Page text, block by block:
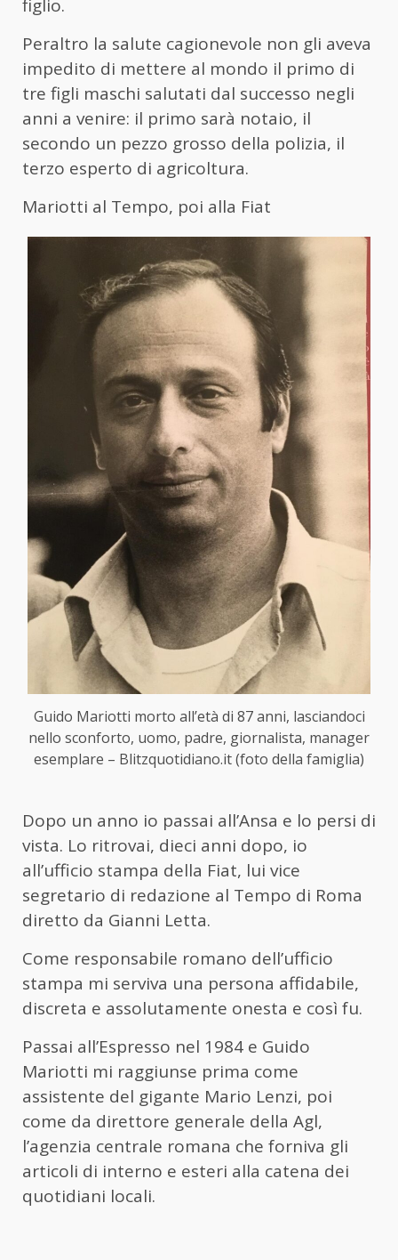
figlio.
Peraltro la salute cagionevole non gli aveva
impedito di mettere al mondo il primo di
tre figli maschi salutati dal successo negli
anni a venire: il primo sarà notaio, il
secondo un pezzo grosso della polizia, il
terzo esperto di agricoltura.
Mariotti al Tempo, poi alla Fiat
Guido Mariotti morto all’età di 87 anni, lasciandoci
nello sconforto, uomo, padre, giornalista, manager
esemplare – Blitzquotidiano.it (foto della famiglia)
Dopo un anno io passai all’Ansa e lo persi di
vista. Lo ritrovai, dieci anni dopo, io
all’ufficio stampa della Fiat, lui vice
segretario di redazione al Tempo di Roma
diretto da Gianni Letta.
Come responsabile romano dell’ufficio
stampa mi serviva una persona affidabile,
discreta e assolutamente onesta e così fu.
Passai all’Espresso nel 1984 e Guido
Mariotti mi raggiunse prima come
assistente del gigante Mario Lenzi, poi
come da direttore generale della Agl,
l’agenzia centrale romana che forniva gli
articoli di interno e esteri alla catena dei
quotidiani locali.